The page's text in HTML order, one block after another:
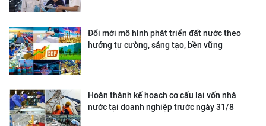
Đổi mới mô hình phát triển đất nước theo
hướng tự cường, sáng tạo, bền vững
Hoàn thành kế hoạch cơ cấu lại vốn nhà
nước tại doanh nghiệp trước ngày 31/8